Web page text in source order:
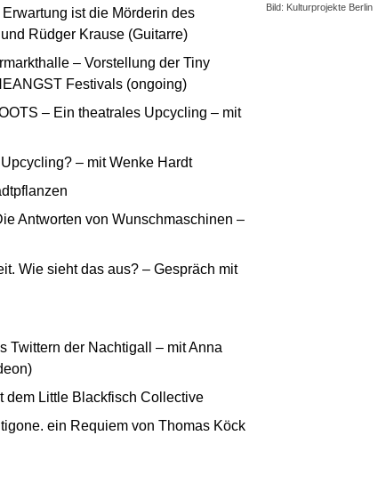
Bild: Kulturprojekte Berlin
ist die Mörderin des
Rüdger Krause (Guitarre)
– Vorstellung der Tiny
Festivals (ongoing)
– Ein theatrales Upcycling – mit
– mit Wenke Hardt
Antworten von Wunschmaschinen –
Wie sieht das aus? – Gespräch mit
Twittern der Nachtigall – mit Anna
dem Little Blackfisch Collective
ein Requiem von Thomas Köck